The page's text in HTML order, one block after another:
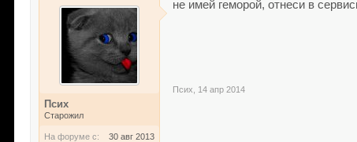
Псих
Старожил
На форуме с:
30 авг 2013
не имей геморой, отнеси в
Псих 14 апр 2014